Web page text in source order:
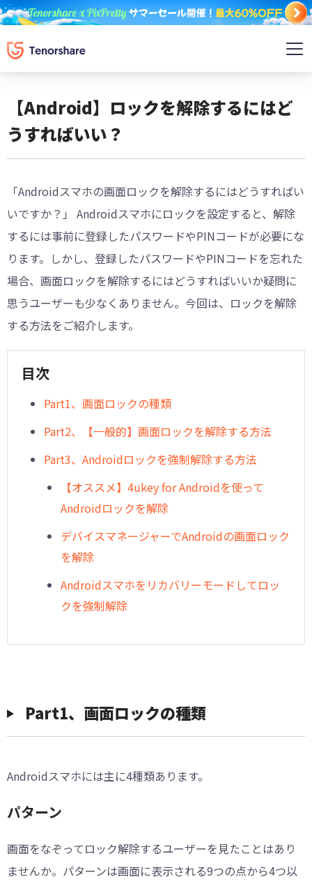
【Android】ロックを解除するにはど
うすればいい？
「Androidスマホの画面ロックを解除するにはどうすればい
いですか？」 Androidスマホにロックを設定すると、解除
するには事前に登録したパスワードやPINコードが必要にな
ります。しかし、登録したパスワードやPINコードを忘れた
場合、画面ロックを解除するにはどうすればいいか疑問に
思うユーザーも少なくありません。今回は、ロックを解除
する方法をご紹介します。
目次
Part1、画面ロックの種類
Part2、【一般的】画面ロックを解除する方法
Part3、Androidロックを強制解除する方法
【オススメ】4ukey for Androidを使って
Androidロックを解除
デバイスマネージャーでAndroidの画面ロック
を解除
Androidスマホをリカバリーモードしてロッ
クを強制解除
Part1、画面ロックの種類
Androidスマホには主に4種類あります。
パターン
画面をなぞってロック解除するユーザーを見たことはあり
ませんか。パターンは画面に表示される9つの点から4つ以